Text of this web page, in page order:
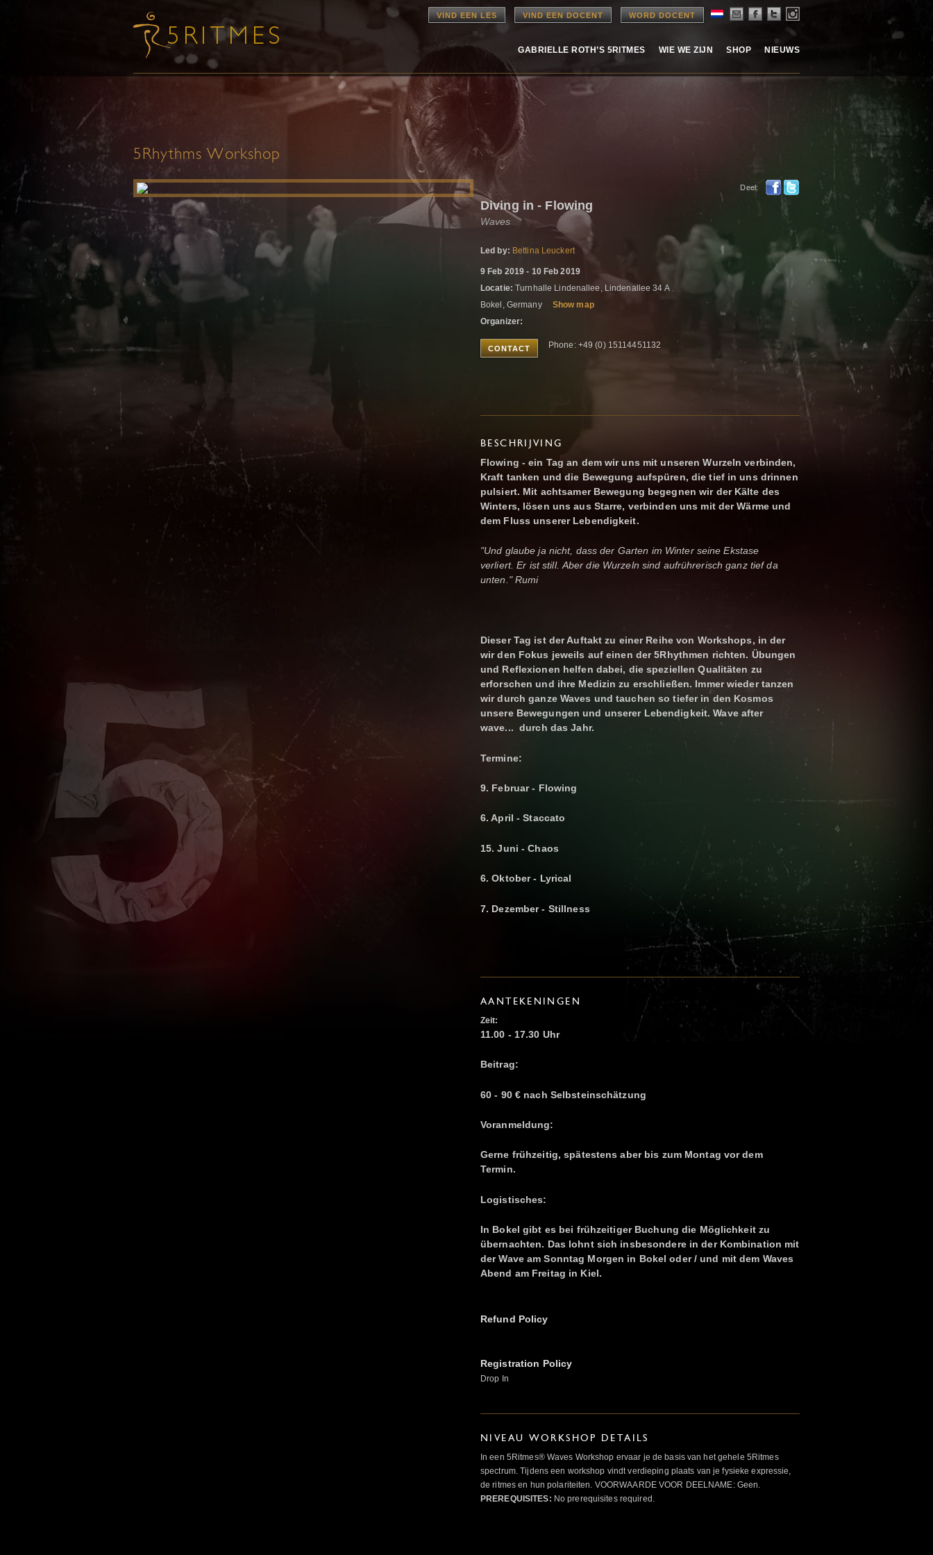
VIND EEN LES VIND EEN DOCENT WORD DOCENT
GABRIELLE ROTH’S 5RITMES WIE WE ZIJN SHOP NIEUWS
5Rhythms Workshop
Deel:
Diving in - Flowing
Waves
Led by: Bettina Leuckert
9 Feb 2019 - 10 Feb 2019
Locatie: Turnhalle Lindenallee, Lindenallee 34 A
Bokel, Germany
Show map
Organizer:
CONTACT Phone: +49 (0) 15114451132
BESCHRIJVING
Flowing - ein Tag an dem wir uns mit unseren Wurzeln verbinden,
Kraft tanken und die Bewegung aufspüren, die tief in uns drinnen
pulsiert. Mit achtsamer Bewegung begegnen wir der Kälte des
Winters, lösen uns aus Starre, verbinden uns mit der Wärme und
dem Fluss unserer Lebendigkeit.
"Und glaube ja nicht, dass der Garten im Winter seine Ekstase
verliert. Er ist still. Aber die Wurzeln sind aufrührerisch ganz tief da
unten." Rumi
Dieser Tag ist der Auftakt zu einer Reihe von Workshops, in der
wir den Fokus jeweils auf einen der 5Rhythmen richten. Übungen
und Reflexionen helfen dabei, die speziellen Qualitäten zu
erforschen und ihre Medizin zu erschließen. Immer wieder tanzen
wir durch ganze Waves und tauchen so tiefer in den Kosmos
unsere Bewegungen und unserer Lebendigkeit. Wave after
wave... durch das Jahr.
Termine:
9. Februar - Flowing
6. April - Staccato
15. Juni - Chaos
6. Oktober - Lyrical
7. Dezember - Stillness
AANTEKENINGEN
Zeit:
11.00 - 17.30 Uhr
Beitrag:
60 - 90 € nach Selbsteinschätzung
Voranmeldung:
Gerne frühzeitig, spätestens aber bis zum Montag vor dem
Termin.
Logistisches:
In Bokel gibt es bei frühzeitiger Buchung die Möglichkeit zu
übernachten. Das lohnt sich insbesondere in der Kombination mit
der Wave am Sonntag Morgen in Bokel oder / und mit dem Waves
Abend am Freitag in Kiel.
Refund Policy
Registration Policy
Drop In
NIVEAU WORKSHOP DETAILS
In een 5Ritmes® Waves Workshop ervaar je de basis van het gehele 5Ritmes
spectrum. Tijdens een workshop vindt verdieping plaats van je fysieke expressie,
de ritmes en hun polariteiten. VOORWAARDE VOOR DEELNAME: Geen.
PREREQUISITES: No prerequisites required.